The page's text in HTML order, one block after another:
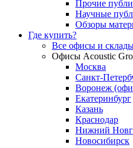
Прочие
Научные
Обзоры
Где купить?
Все офисы и
Офисы Acoustic
Москва
Санкт-
Воронеж
Екатеринбург
Казань
Краснодар
Нижний
Новосибирск